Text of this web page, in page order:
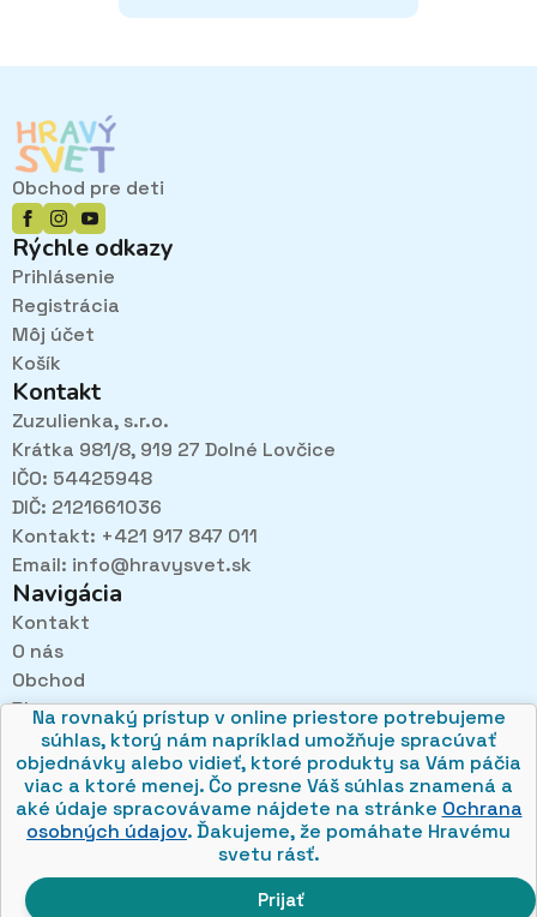
Pri návštevách kamenného obchodu pozorne
načúvame malým aj veľkým, aby sme zistili, čo sa Vám
v obchode páči najviac a mohli sa tak posúvať vpred.
Na rovnaký prístup v online priestore potrebujeme
súhlas, ktorý nám napríklad umožňuje spracúvať
objednávky alebo vidieť, ktoré produkty sa Vám páčia
viac a ktoré menej. Čo presne Váš súhlas znamená a
aké údaje spracovávame nájdete na stránke Ochrana
osobných údajov. Ďakujeme, že pomáhate Hravému
svetu rásť.
Prijať
🍪
Obchod pre deti
Rýchle odkazy
Prihlásenie
Registrácia
Môj účet
Košík
Kontakt
Zuzulienka, s.r.o.
Krátka 981/8, 919 27 Dolné Lovčice
IČO: 54425948
DIČ: 2121661036
Kontakt: +421 917 847 011
Email: info@hravysvet.sk
Navigácia
Kontakt
O nás
Obchod
Blog
Obchodné podmienky
Ochrana osobných údajov
© 2026 hravysvet.sk